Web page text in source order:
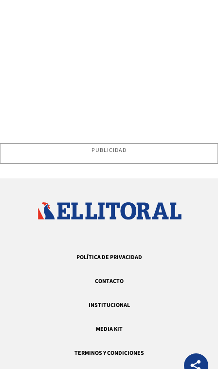
PUBLICIDAD
POLÍTICA DE PRIVACIDAD
CONTACTO
INSTITUCIONAL
MEDIA KIT
TERMINOS Y CONDICIONES